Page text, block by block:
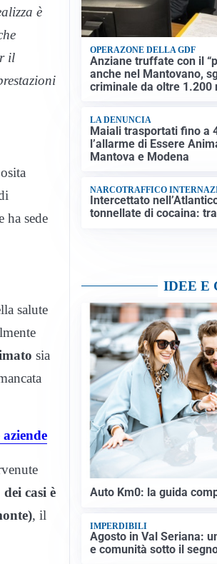
è
il
ha sede
salute
sia
casi è
, il
OPERAZONE DELLA GDF
Anziane truffate con il
anche nel Mantovano,
criminale da oltre 1.200
LA DENUNCIA
Maiali trasportati fino a
l’allarme di Essere
Mantova e Modena
NARCOTRAFFICO
Intercettato
tonnellate di cocaina:
IDEE E
Auto Km0: la guida
IMPERDIBILI
Agosto in Val Seriana:
e comunità sotto il